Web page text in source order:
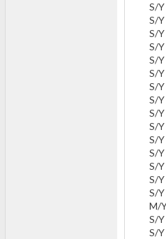
S/
S/
S/
S/
S/
S/Y
S/
S/
S/
S/
S/
S/
S/
S/
S/
M/
S/
S/